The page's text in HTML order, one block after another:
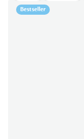
Bestseller